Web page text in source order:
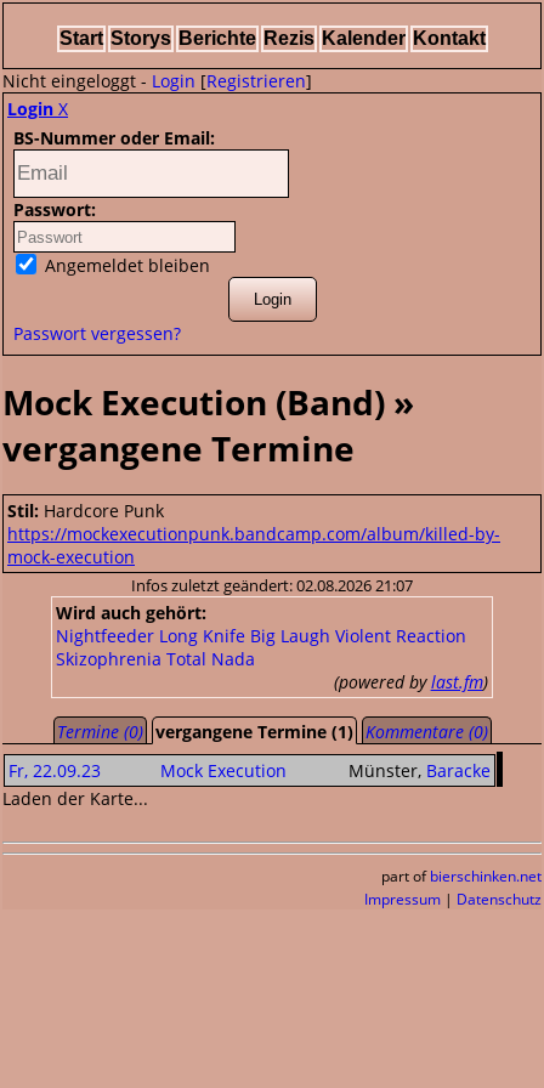
Start Storys Berichte Rezis Kalender Kontakt
Nicht eingeloggt - Login [Registrieren]
Login X
BS-Nummer oder Email:
Passwort:
Angemeldet bleiben
Passwort vergessen?
Mock Execution (Band) »
vergangene Termine
Stil: Hardcore Punk
https://mockexecutionpunk.bandcamp.com/album/killed-by-
mock-execution
Infos zuletzt geändert: 02.08.2026 21:07
Wird auch gehört:
Nightfeeder Long Knife Big Laugh Violent Reaction
Skizophrenia Total Nada
(powered bylast.fm)
Termine (0) vergangene Termine (1)
Kommentare (0)
Fr, 22.09.23
Mock Execution Münster, Baracke
Laden der Karte...
part of bierschinken.net
Impressum | Datenschutz